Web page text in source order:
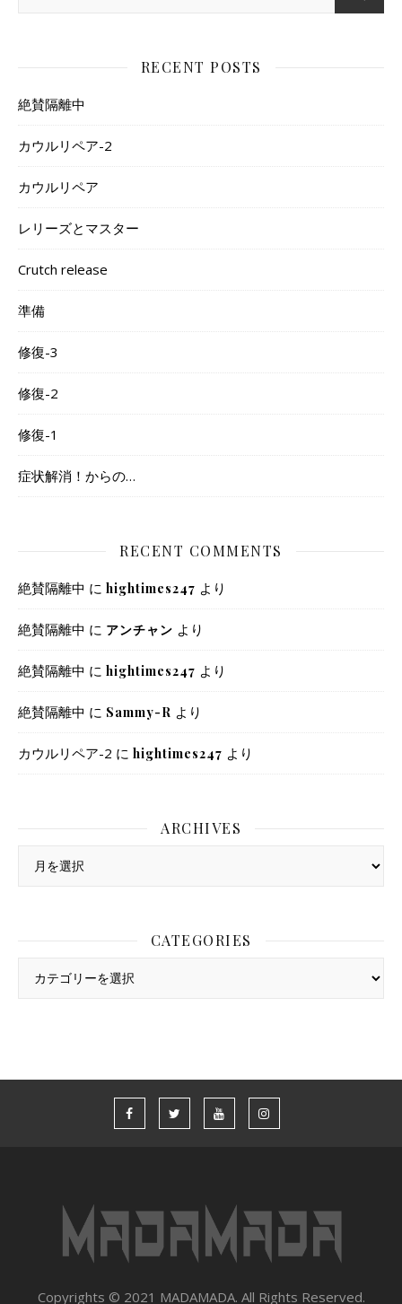
RECENT POSTS
絶賛隔離中
カウルリペア-2
カウルリペア
レリーズとマスター
Crutch release
準備
修復-3
修復-2
修復-1
症状解消！からの…
RECENT COMMENTS
絶賛隔離中 に hightimes247 より
絶賛隔離中 に アンチャン より
絶賛隔離中 に hightimes247 より
絶賛隔離中 に Sammy-R より
カウルリペア-2 に hightimes247 より
ARCHIVES
Archives
CATEGORIES
Categories
Copyrights © 2021 MADAMADA. All Rights Reserved.